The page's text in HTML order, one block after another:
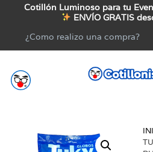
Cotillón Luminoso para tu
ENVÍO GRATIS
¿Como realizo una compra?